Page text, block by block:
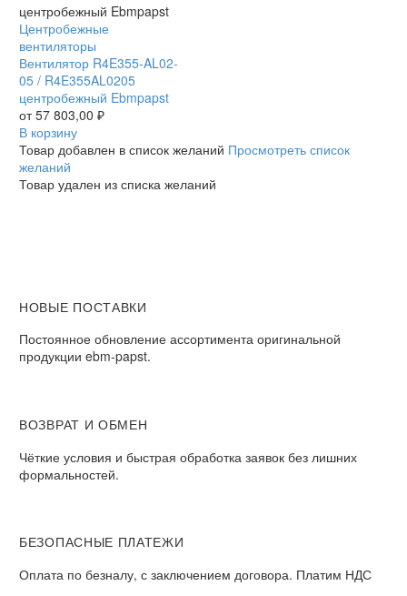
Вентилятор
R4E355-
AL02-
05
/
R4E355AL0205
центробежный
Ebmpapst
Центробежные
вентиляторы
Вентилятор R4E355-AL02-
05 / R4E355AL0205
центробежный Ebmpapst
от57 803,00 ₽
В корзину
Товар добавлен в список желаний Просмотреть список
желаний
Товар удален из списка желаний
НОВЫЕ ПОСТАВКИ
Постоянное обновление ассортимента оригинальной
продукции ebm-papst.
ВОЗВРАТ И ОБМЕН
Чёткие условия и быстрая обработка заявок без лишних
формальностей.
БЕЗОПАСНЫЕ ПЛАТЕЖИ
Оплата по безналу, с заключением договора. Платим НДС